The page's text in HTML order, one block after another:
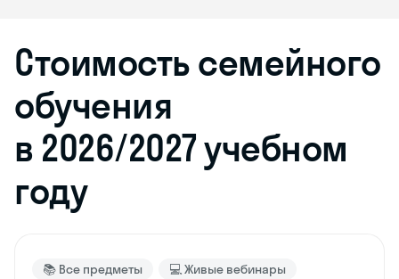
Стоимость семейного
обучения
в 2026/2027 учебном
году
📚 Все предметы
💻 Живые вебинары